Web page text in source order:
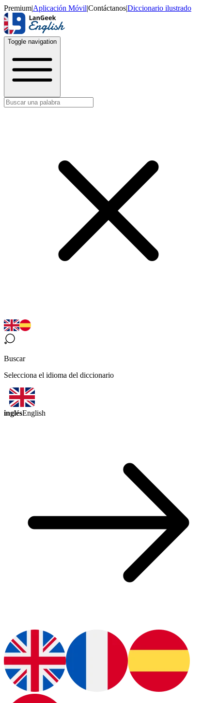
Premium|Aplicación Móvil|Contáctanos|Diccionario ilustrado
Toggle navigation
Buscar
Selecciona el idioma del diccionario
inglésEnglish